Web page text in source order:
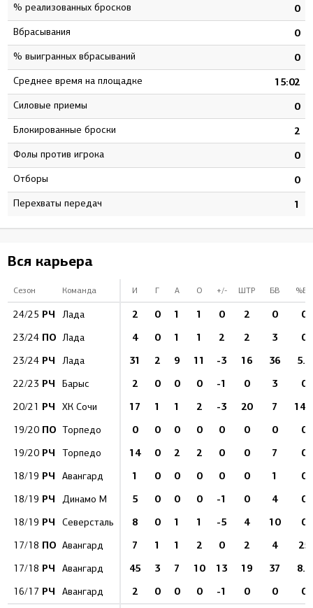
% реализованных бросков 0
Вбрасывания 0
% выигранных вбрасываний 0
Среднее время на площадке 15:02
Силовые приемы 0
Блокированные броски 2
Фолы против игрока 0
Отборы 0
Перехваты передач 1
Вся карьера
Сезон Команда И Г А О +/- ШТР БВ %БВ
24/25 РЧ Лада 2 0 1 1 0 2 0 0
23/24 ПО Лада 4 0 1 1 2 2 3 0
23/24 РЧ Лада 31 2 9 11 -3 16 36 5.6
22/23 РЧ Барыс 2 0 0 0 -1 0 3 0
20/21 РЧ ХК Сочи 17 1 1 2 -3 20 7 14.3
19/20 ПО Торпедо 0 0 0 0 0 0 0 0
19/20 РЧ Торпедо 14 0 2 2 0 0 7 0
18/19 РЧ Авангард 1 0 0 0 0 0 1 0
18/19 РЧ Динамо М 5 0 0 0 -1 0 4 0
18/19 РЧ Северсталь 8 0 1 1 -5 4 10 0
17/18 ПО Авангард 7 1 1 2 0 2 4 25
17/18 РЧ Авангард 45 3 7 10 13 19 37 8.1
16/17 РЧ Авангард 2 0 0 0 -1 0 0 0